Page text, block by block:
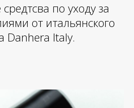
по уходу за
от итальянского
Danhera Italy.